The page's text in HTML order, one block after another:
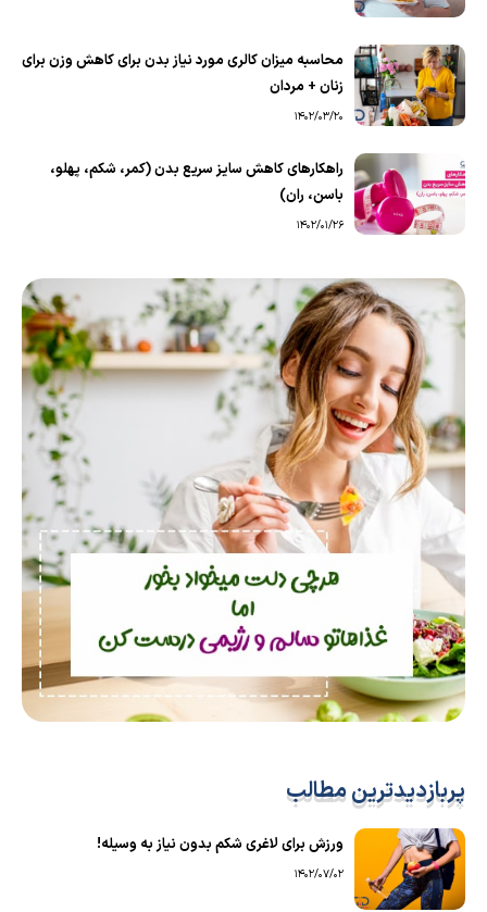
محاسبه میزان کالری مورد نیاز بدن برای کاهش وزن برای
زنان + مردان
1402/03/20
راهکارهای کاهش سایز سریع بدن (کمر، شکم، پهلو،
باسن، ران)
1402/01/26
پربازدیدترین مطالب
ورزش برای لاغری شکم بدون نیاز به وسیله!
1402/07/02